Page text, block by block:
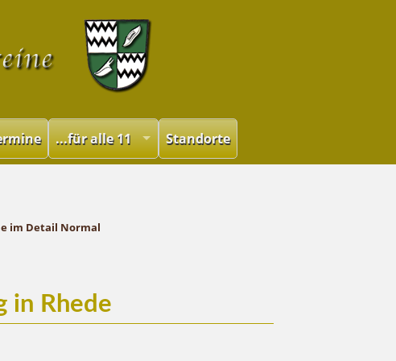
...für alle 11 Standorte
im Detail Normal
in Rhede